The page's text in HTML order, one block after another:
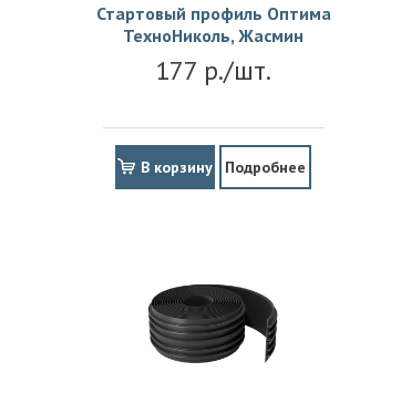
Стартовый профиль Оптима
ТехноНиколь, Жасмин
177 р./шт.
В корзину Подробнее